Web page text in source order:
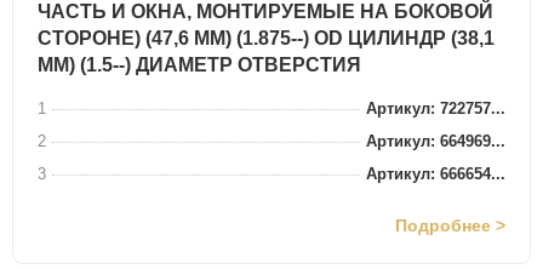
ЧАСТЬ И ОКНА, МОНТИРУЕМЫЕ НА БОКОВОЙ
СТОРОНЕ) (47,6 ММ) (1.875--) OD ЦИЛИНДР (38,1
ММ) (1.5--) ДИАМЕТР ОТВЕРСТИЯ
1
Артикул: 722757...
2
Артикул: 664969...
3
Артикул: 666654...
Подробнее >